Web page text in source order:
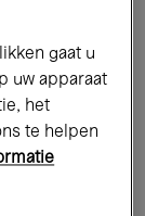
Music
gaat u
uw apparaat
het
te helpen